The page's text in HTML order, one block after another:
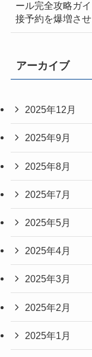
ール完全攻略ガ
接予約を爆増さ
アーカイブ
2025年12月
2025年9月
2025年8月
2025年7月
2025年5月
2025年4月
2025年3月
2025年2月
2025年1月